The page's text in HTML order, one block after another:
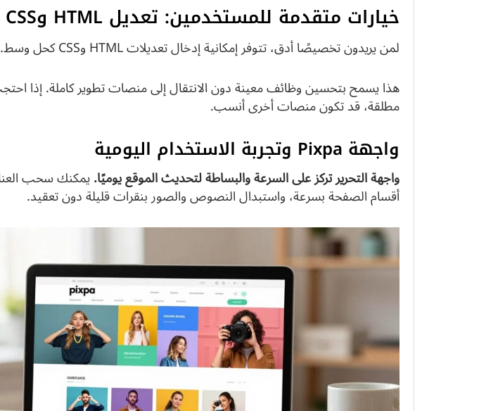
خيارات متقدمة للمستخدمين: تعديل HTML وCSS
لمن يريدون تخصيصًا أدق، تتوفر إمكانية إدخال تعديلات HTML وCSS كحل وسط.
هذا يسمح بتحسين وظائف معينة دون الانتقال إلى منصات تطوير كاملة. إذا
مطلقة، قد تكون منصات أخرى أنسب.
واجهة Pixpa وتجربة الاستخدام اليومية
واجهة التحرير تركز على السرعة والبساطة لتحديث الموقع يوميًا.يمكنك سحب
أقسام الصفحة بسرعة، واستبدال النصوص والصور بنقرات قليلة دون تعقيد.